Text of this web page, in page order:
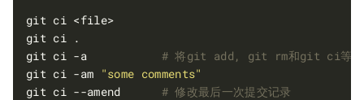
git ci -a # 将git add, git rm和git ci等操作
git ci -am "some comments"
git ci --amend # 修改最后一次提交记录